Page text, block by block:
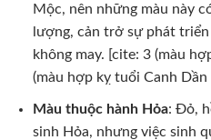
Mộc, nên những màu này
lượng, cản trở sự phát
không may. [cite: 3 (màu
(màu hợp kỵ tuổi Canh Dần
Màu thuộc hành Hỏa: Đỏ,
sinh Hỏa, nhưng việc sinh